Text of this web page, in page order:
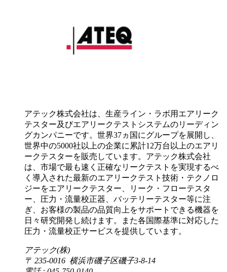
アテック株式会社は、生産ライン・ラボ用エアリーク
テスター及びエアリークテストシステムのリーディン
グカンパニーです。世界37ヵ国にグループを展開し、
世界中の5000社以上の企業に累計12万台以上のエアリ
ークテスターを販売しています。アテック株式会社
は、市場で最も速く正確なリークテストを実現するべ
く導入された最新のエアリークテスト技術・テクノロ
ジーをエアリークテスター、リーク・フローテスタ
ー、圧力・流量校正器、バッテリーテスター等に注
ぎ、お客様の製品の品質向上をサポートできる機器を
日々研究開発し続けます。また各国際基準に対応した
圧力・流量校正サービスを提供しています。
アテック(株)
〒 235-0016 横浜市磯子区磯子3-8-14